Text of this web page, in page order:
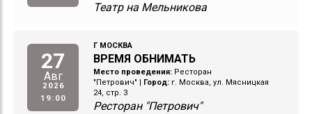
Театр на Мельникова
27
Авг
2026
19:00
Г МОСКВА
ВРЕМЯ ОБНИМАТЬ
Место проведения: Ресторан
"Петрович"
Город: г. Москва, ул. Мясницкая
24, стр. 3
Ресторан "Петрович"